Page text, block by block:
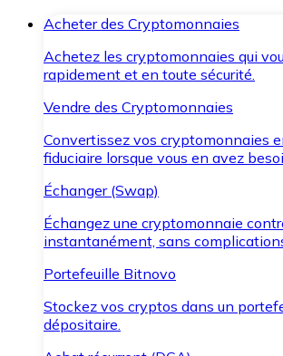
Acheter des Cryptomonnaies
Achetez les cryptomonnaies qui
rapidement et en toute sécurité.
Vendre des Cryptomonnaies
Convertissez vos cryptomonnaies
fiduciaire lorsque vous en avez
Échanger (Swap)
Échangez une cryptomonnaie
instantanément, sans
Portefeuille Bitnovo
Stockez vos cryptos dans un
dépositaire.